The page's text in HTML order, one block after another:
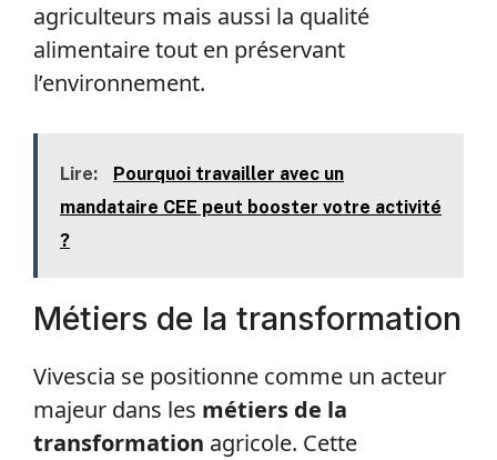
agriculteurs mais aussi la qualité
alimentaire tout en préservant
l’environnement.
Lire:
Pourquoi travailler avec un
mandataire CEE peut booster votre activité
?
Métiers de la transformation
Vivescia se positionne comme un acteur
majeur dans les métiers de la
transformation agricole. Cette